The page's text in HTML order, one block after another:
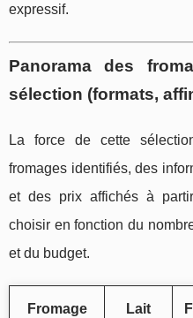
expressif.
Panorama des
sélection (formats,
La force de cette
fromages identifiés, des
et des prix affichés à
choisir en fonction du
et du budget.
Fromage Lait